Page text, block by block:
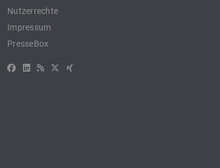
Nutzerrechte
Impressum
PresseBox